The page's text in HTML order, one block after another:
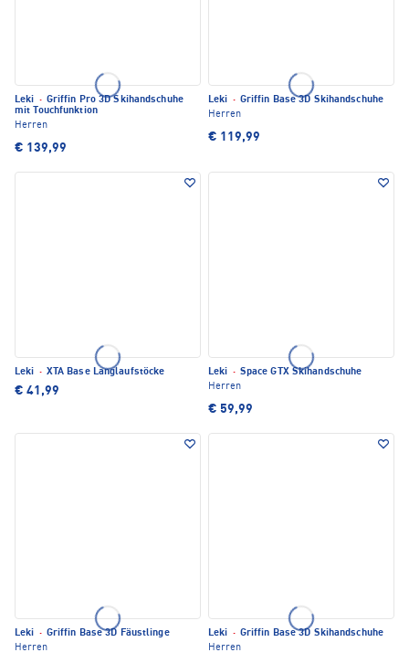
Leki · Griffin Pro 3D Skihandschuhe
mit Touchfunktion
Herren
€ 139,99
Leki · Griffin Base 3D Skihandschuhe
Herren
€ 119,99
Leki · XTA Base Langlaufstöcke
€ 41,99
Leki · Space GTX Skihandschuhe
Herren
€ 59,99
Leki · Griffin Base 3D Fäustlinge
Herren
Leki · Griffin Base 3D Skihandschuhe
Herren